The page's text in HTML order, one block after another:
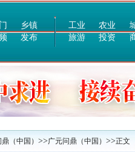
乡镇
发布
工业 农业
旅游
投资
（中国） >>广元问鼎（中国） >>正文